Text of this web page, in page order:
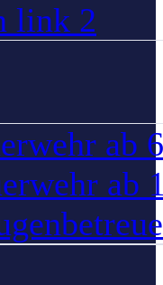
link 2
ab
ab